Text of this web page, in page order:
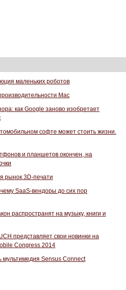
маленьких роботов
Mac
как Google заново изобретает
софте может стоить жизни.
и планшетов окончен, на
рынок 3D-печати
SaaS-вендоры до сих пор
распространят на музыку, книги и
представляет свои новинки на
Congress 2014
мультимедия Sensus Connect